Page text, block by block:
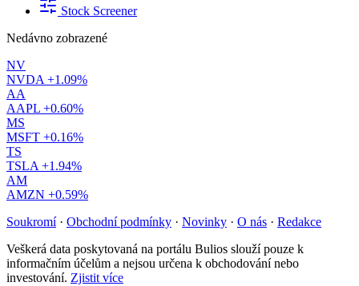
Stock Screener
Nedávno zobrazené
NV
NVDA +1.09%
AA
AAPL +0.60%
MS
MSFT +0.16%
TS
TSLA +1.94%
AM
AMZN +0.59%
Soukromí · Obchodní podmínky · Novinky · O nás · Redakce
Veškerá data poskytovaná na portálu Bulios slouží pouze k
informačním účelům a nejsou určena k obchodování nebo
investování. Zjistit více